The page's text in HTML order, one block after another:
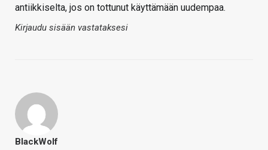
antiikkiselta, jos on tottunut käyttämään uudempaa.
Kirjaudu sisään vastataksesi
BlackWolf